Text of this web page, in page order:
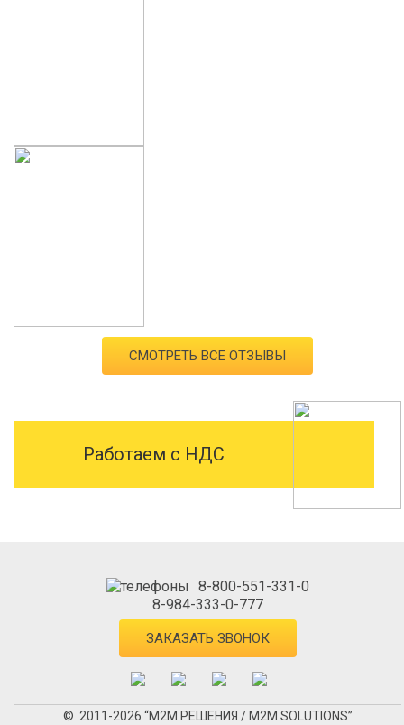
СМОТРЕТЬ ВСЕ ОТЗЫВЫ
Работаем с НДС
8-800-551-331-0
8-984-333-0-777
ЗАКАЗАТЬ ЗВОНОК
© 2011-2026 “М2М РЕШЕНИЯ / M2M SOLUTIONS”